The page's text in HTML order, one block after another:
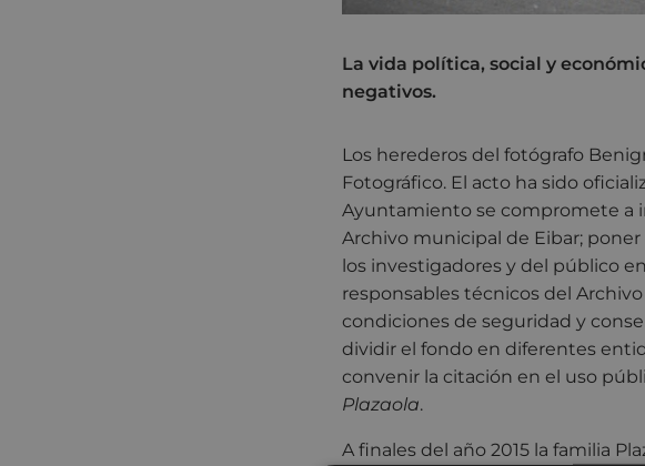
La vida política, social y
negativos.
Los herederos del fotógrafo
Fotográfico. El acto ha sido
Ayuntamiento se compromete a
Archivo municipal de Eibar;
los investigadores y del público
responsables técnicos del
condiciones de seguridad y
dividir el fondo en diferentes
convenir la citación en el uso
Plazaola.
A finales del año 2015 la familia